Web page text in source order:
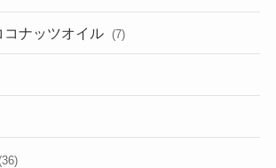
コナッツオイル (7)